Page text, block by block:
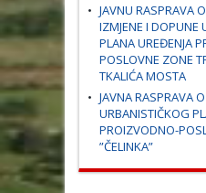
JAVNU RASPRAVA
IZMJENE I DOPUNE
PLANA UREĐENJA
POSLOVNE ZONE
TKALIĆA MOSTA
JAVNA RASPRAVA
URBANISTIČKOG
PROIZVODNO-
”ČELINKA”